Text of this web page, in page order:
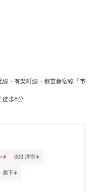
・有楽町線・都営新宿線「市
徒歩6分
003 洋室
廊下